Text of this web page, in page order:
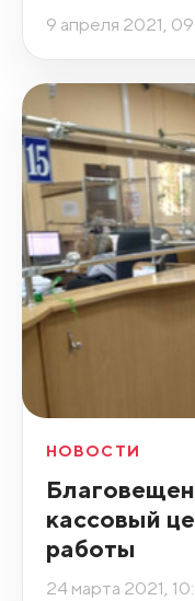
9 апреля 2021,
НОВОСТИ
кассовый
работы
24 марта 2021,